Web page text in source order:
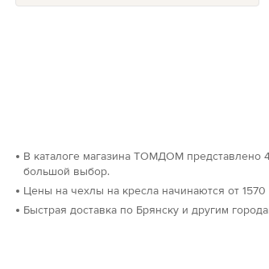
В каталоге магазина ТОМДОМ представлено
большой выбор.
Цены на чехлы на кресла начинаются от
Быстрая доставка по Брянску и другим